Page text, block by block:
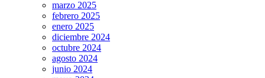
marzo 2025
febrero 2025
enero 2025
diciembre 2024
octubre 2024
agosto 2024
junio 2024